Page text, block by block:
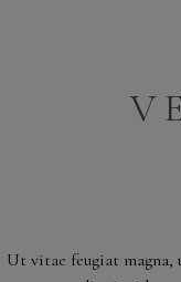
Ut vitae feugiat magna,